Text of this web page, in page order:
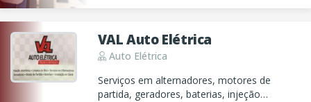
VAL Auto Elétrica
Auto Elétrica
Serviços em alternadores, motores de
partida, geradores, baterias, injeção